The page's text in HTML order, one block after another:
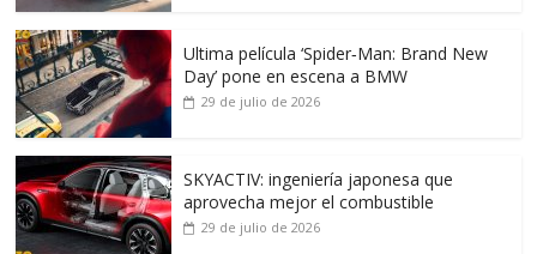
Ultima película ‘Spider‑Man: Brand New
Day’ pone en escena a BMW
29 de julio de 2026
SKYACTIV: ingeniería japonesa que
aprovecha mejor el combustible
29 de julio de 2026